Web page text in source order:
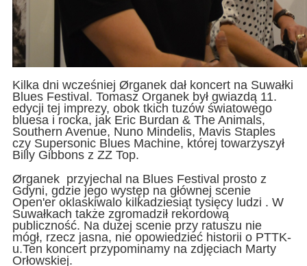
Kilka dni wcześniej Ørganek dał koncert na Suwałki
Blues Festival. Tomasz Organek był gwiazdą 11.
edycji tej imprezy, obok tkich tuzów światowego
bluesa i rocka, jak Eric Burdan & The Animals,
Southern Avenue, Nuno Mindelis, Mavis Staples
czy Supersonic Blues Machine, której towarzyszył
Billy Gibbons z ZZ Top.
Ørganek przyjechal na Blues Festival prosto z
Gdyni, gdzie jego występ na głównej scenie
Open'er oklaskiwalo kilkadziesiąt tysięcy ludzi . W
Suwałkach także zgromadził rekordową
publiczność. Na dużej scenie przy ratuszu nie
mógł, rzecz jasna, nie opowiedzieć historii o PTTK-
u.Ten koncert przypominamy na zdjęciach Marty
Orłowskiej.